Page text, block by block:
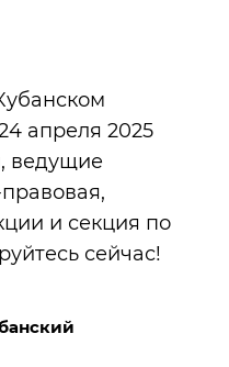
апреля 2025
ведущие
и секция по
сейчас!